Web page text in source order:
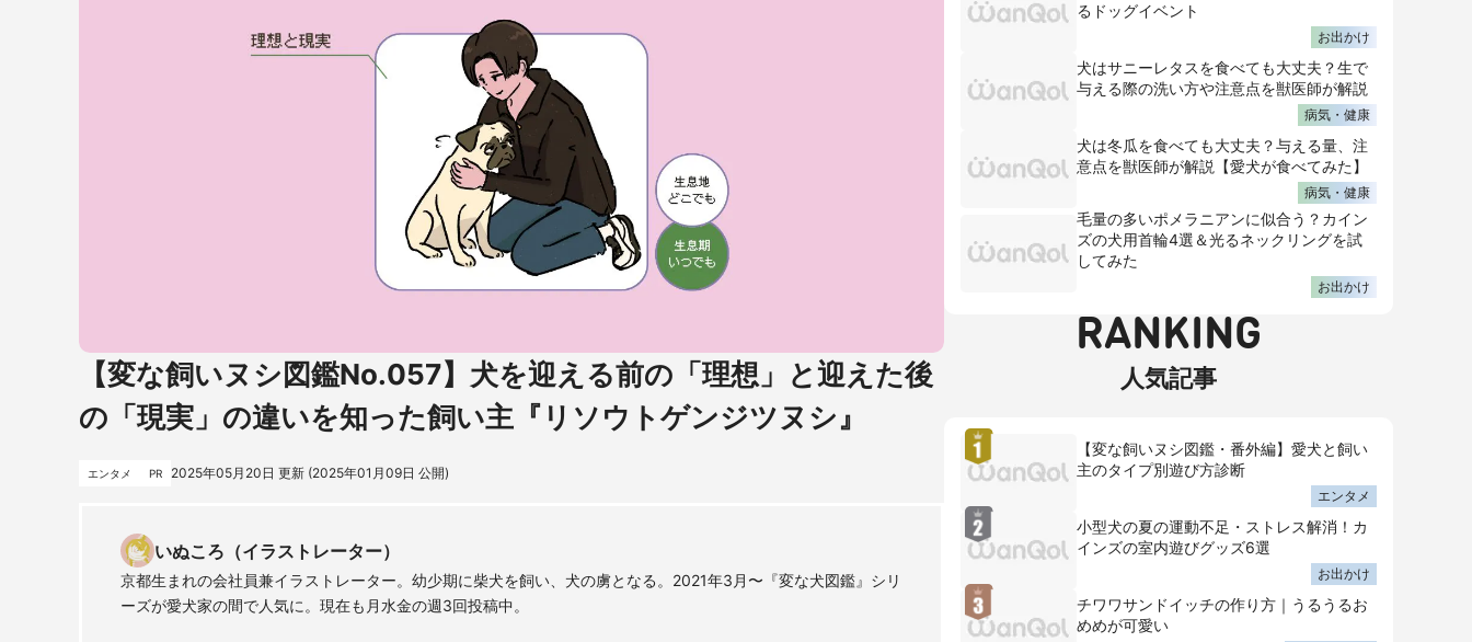
【変な飼いヌシ図鑑No.057】犬を迎える前の「理想」と迎えた後
の「現実」の違いを知った飼い主『リソウトゲンジツヌシ』
エンタメ PR 2025年05月20日 更新 (2025年01月09日 公開)
いぬころ（イラストレーター）
京都生まれの会社員兼イラストレーター。幼少期に柴犬を飼い、犬の虜となる。2021年3月〜『変な犬図鑑』シリ
ーズが愛犬家の間で人気に。現在も月水金の週3回投稿中。
るドッグイベント
お出かけ
犬はサニーレタスを食べても大丈夫？生で
与える際の洗い方や注意点を獣医師が解説
病気・健康
犬は冬瓜を食べても大丈夫？与える量、注
意点を獣医師が解説【愛犬が食べてみた】
病気・健康
毛量の多いポメラニアンに似合う？カイン
ズの犬用首輪4選＆光るネックリングを試
してみた
お出かけ
RANKING
人気記事
【変な飼いヌシ図鑑・番外編】愛犬と飼い
主のタイプ別遊び方診断
エンタメ
小型犬の夏の運動不足・ストレス解消！カ
インズの室内遊びグッズ6選
お出かけ
チワワサンドイッチの作り方｜うるうるお
めめが可愛い